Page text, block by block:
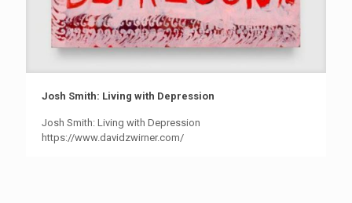
Josh Smith: Living with Depression
Josh Smith: Living with Depression
https://www.davidzwirner.com/